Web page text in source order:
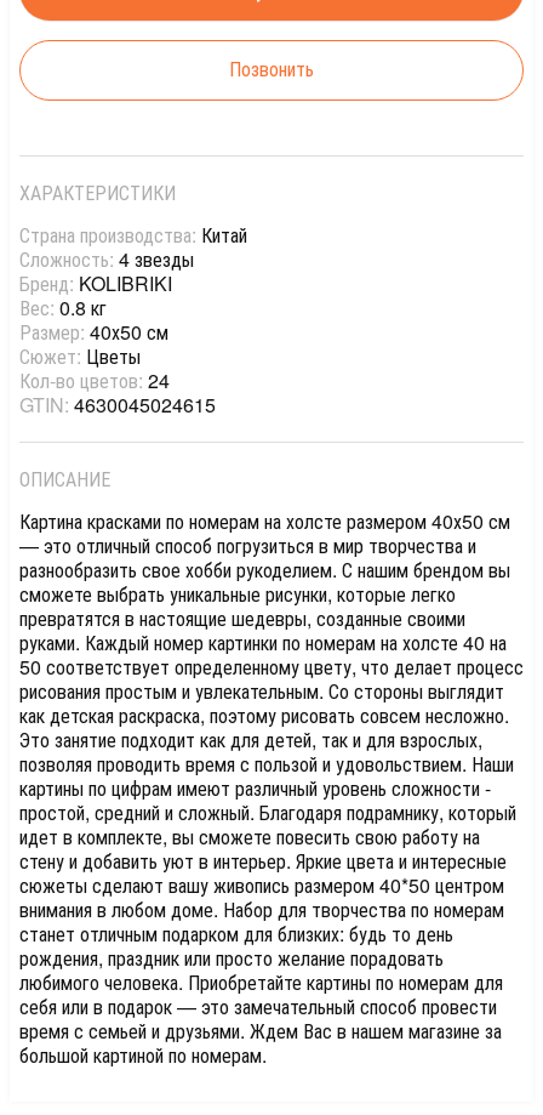
Позвонить
ХАРАКТЕРИСТИКИ
Страна производства: Китай
Сложность: 4 звезды
Бренд: KOLIBRIKI
Вес: 0.8 кг
Размер: 40х50 см
Сюжет: Цветы
Кол-во цветов: 24
GTIN: 4630045024615
ОПИСАНИЕ
Картина красками по номерам на холсте размером 40х50 см
— это отличный способ погрузиться в мир творчества и
разнообразить свое хобби рукоделием. С нашим брендом вы
сможете выбрать уникальные рисунки, которые легко
превратятся в настоящие шедевры, созданные своими
руками. Каждый номер картинки по номерам на холсте 40 на
50 соответствует определенному цвету, что делает процесс
рисования простым и увлекательным. Со стороны выглядит
как детская раскраска, поэтому рисовать совсем несложно.
Это занятие подходит как для детей, так и для взрослых,
позволяя проводить время с пользой и удовольствием. Наши
картины по цифрам имеют различный уровень сложности -
простой, средний и сложный. Благодаря подрамнику, который
идет в комплекте, вы сможете повесить свою работу на
стену и добавить уют в интерьер. Яркие цвета и интересные
сюжеты сделают вашу живопись размером 40*50 центром
внимания в любом доме. Набор для творчества по номерам
станет отличным подарком для близких: будь то день
рождения, праздник или просто желание порадовать
любимого человека. Приобретайте картины по номерам для
себя или в подарок — это замечательный способ провести
время с семьей и друзьями. Ждем Вас в нашем магазине за
большой картиной по номерам.